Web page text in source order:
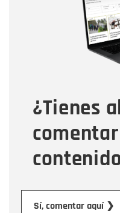
¿Tienes
Sí, comentar aquí ❯
Correo electrónico
Tipo de
Mensaje